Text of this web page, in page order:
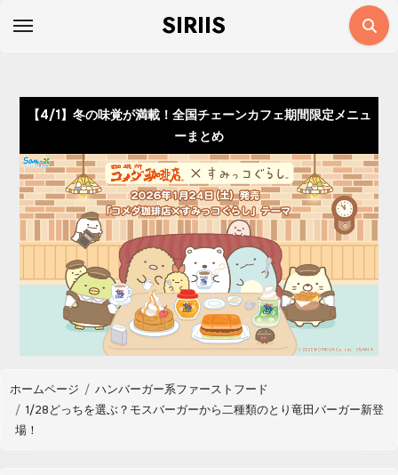
SIRIIS
【4/1】冬の味覚が満載！全国チェーンカフェ期間限定メニュ
ーまとめ
ホームページ
ハンバーガー系ファーストフード
1/28どっちを選ぶ？モスバーガーから二種類のとり竜田バーガー新登
場！